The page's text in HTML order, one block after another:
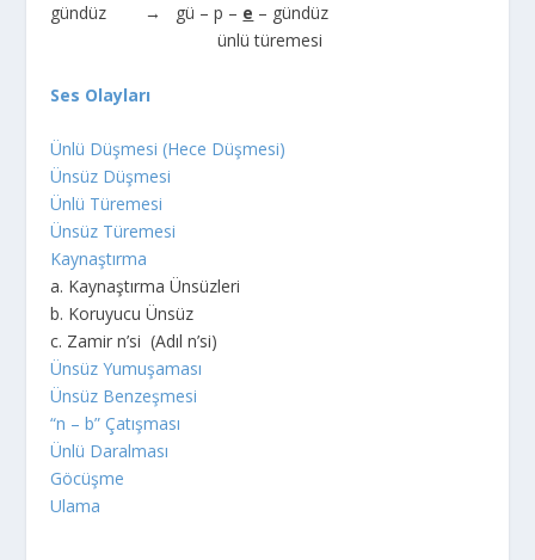
gündüz → gü – p – e – gündüz
ünlü türemesi
Ses Olayları
Ünlü Düşmesi (Hece Düşmesi)
Ünsüz Düşmesi
Ünlü Türemesi
Ünsüz Türemesi
Kaynaştırma
a. Kaynaştırma Ünsüzleri
b. Koruyucu Ünsüz
c. Zamir n’si (Adıl n’si)
Ünsüz Yumuşaması
Ünsüz Benzeşmesi
“n – b” Çatışması
Ünlü Daralması
Göcüşme
Ulama